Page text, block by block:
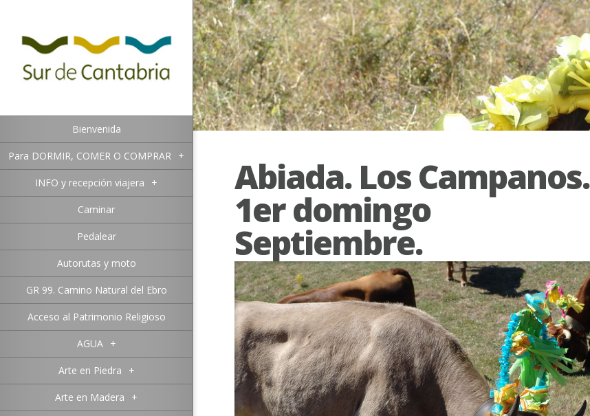
Bienvenida
Para DORMIR, COMER O COMPRAR +
INFO y recepción viajera +
Caminar
Pedalear
Autorutas y moto
GR 99. Camino Natural del Ebro
Acceso al Patrimonio Religioso
AGUA +
Arte en Piedra +
Arte en Madera +
Abiada. Los Campanos.
1er domingo
Septiembre.
Posted inCalendario festivo relevante